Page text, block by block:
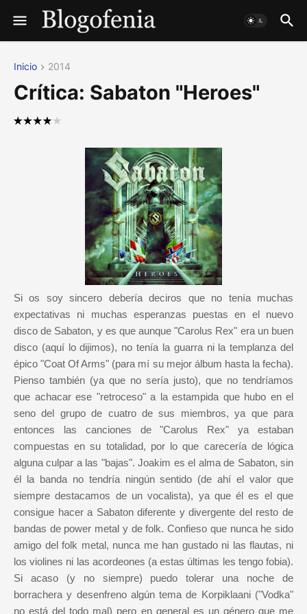
Inicio 2014
Crítica: Sabaton "Heroes"
Si os soy sincero debería deciros que no tenía muchas
expectativas ni muchas esperanzas puestas en el nuevo
disco de Sabaton, y es que aunque "Carolus Rex" era un buen
disco (aquí lo dijimos), no tenía la guarra ni la templanza del
épico "Coat Of Arms" (para mí su mejor álbum hasta la fecha).
Pienso también (ya que no sería justo), que no tendríamos
que achacar ese "retroceso" a la estampida que hubo en el
seno del grupo de cuatro de sus miembros, ya que para
entonces las canciones de "Carolus Rex" ya estaban
compuestas en su totalidad, por lo que carecería de lógica
alguna culpar a las "bajas". Joakim es el alma de Sabaton, sin
él la banda no tendría ningún sentido (de ahí el valor que
siempre destacamos de un vocalista), ya que él es el que
consigue hacer a Sabaton diferente y divergente del resto de
bandas de power metal y de folk. Confieso que nunca he sido
amigo del folk metal, nunca me han gustado ni las flautas, ni
los violines ni las acordeones (a estas últimas les tengo fobia).
Si acaso (y no siempre) puedo tolerar una noche de
borrachera y desenfreno algún tema de Korpiklaani ("Vodka"
no está del todo mal) pero en general es un género que me